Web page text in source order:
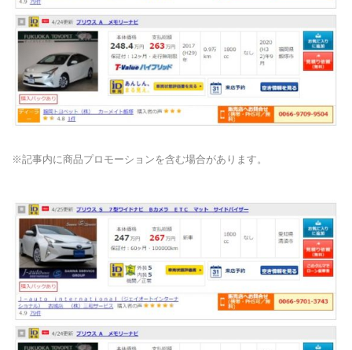
※記事内に商品プロモーションを含む場合があります。